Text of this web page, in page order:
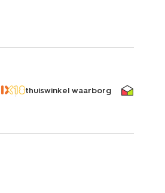
thuiswinkel waarborg